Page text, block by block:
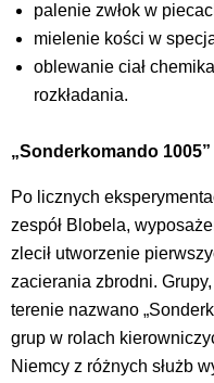
palenie zwłok w
mielenie kości w
oblewanie ciał
rozkładania.
„Sonderkomando
Po licznych
zespół Blobela,
zlecił utworzenie
zacierania zbrodni.
terenie nazwano
grup w rolach
Niemcy z różnych służb